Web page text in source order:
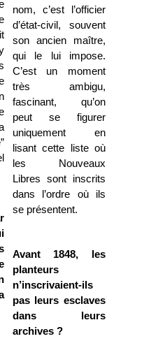
nom, c’est l’officier
d’état-civil, souvent
son ancien maître,
qui le lui impose.
C’est un moment
très ambigu,
fascinant, qu’on
peut se figurer
uniquement en
lisant cette liste où
les Nouveaux
Libres sont inscrits
dans l’ordre où ils
se présentent.
Avant 1848, les
planteurs
n’inscrivaient-ils
pas leurs esclaves
dans leurs
archives ?